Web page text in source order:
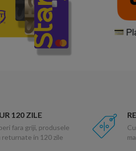
120 ZILE
fara griji, produsele
returnate in 120 zile